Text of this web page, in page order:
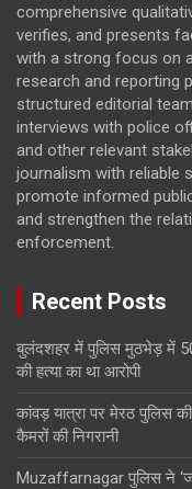
comprehensive
verifies, and presents
with a strong focus on
research and reporting
structured editorial
interviews with police
and other relevant
journalism with reliable
promote informed
and strengthen the
enforcement.
Recent Posts
बुलंदशहर में पुलिस मुठभेड़ में 50
की हत्या का था आरोपी
कांवड़ यात्रा पर मेरठ पुलिस
कैमरों की निगरानी
Muzaffarnagar पुलिस ने